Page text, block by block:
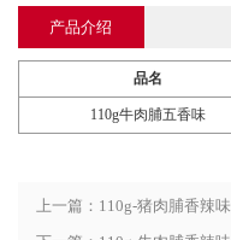
产品介绍
品名
110g牛肉脯五香味
上一篇：110g-猪肉脯香辣味